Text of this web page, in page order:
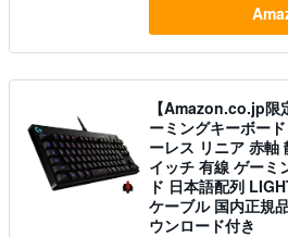
【Amazon.co.jp
ーミングキーボー
ーレス リニア 赤軸
イッチ 有線 ゲーミ
ド 日本語配列
ケーブル 国内正規
ウンロード付き